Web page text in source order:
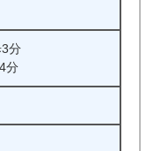
分
分